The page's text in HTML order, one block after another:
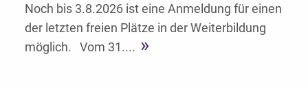
Noch bis 3.8.2026 ist eine Anmeldung für einen
der letzten freien Plätze in der Weiterbildung
möglich. Vom 31....